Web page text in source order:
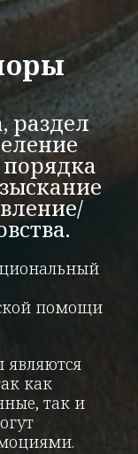
раздел
помощи
являются
как
так и